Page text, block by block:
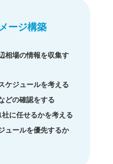
ージ構築
相場の情報を収集す
ケジュールを考える
どの確認をする
に任せるかを考える
ュールを優先するか